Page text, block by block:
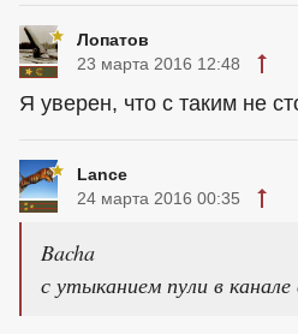
Лопатов
23 марта 2016 12:48
Я уверен, что с таким не
Lance
24 марта 2016 00:35
Bacha
с утыканием пули в